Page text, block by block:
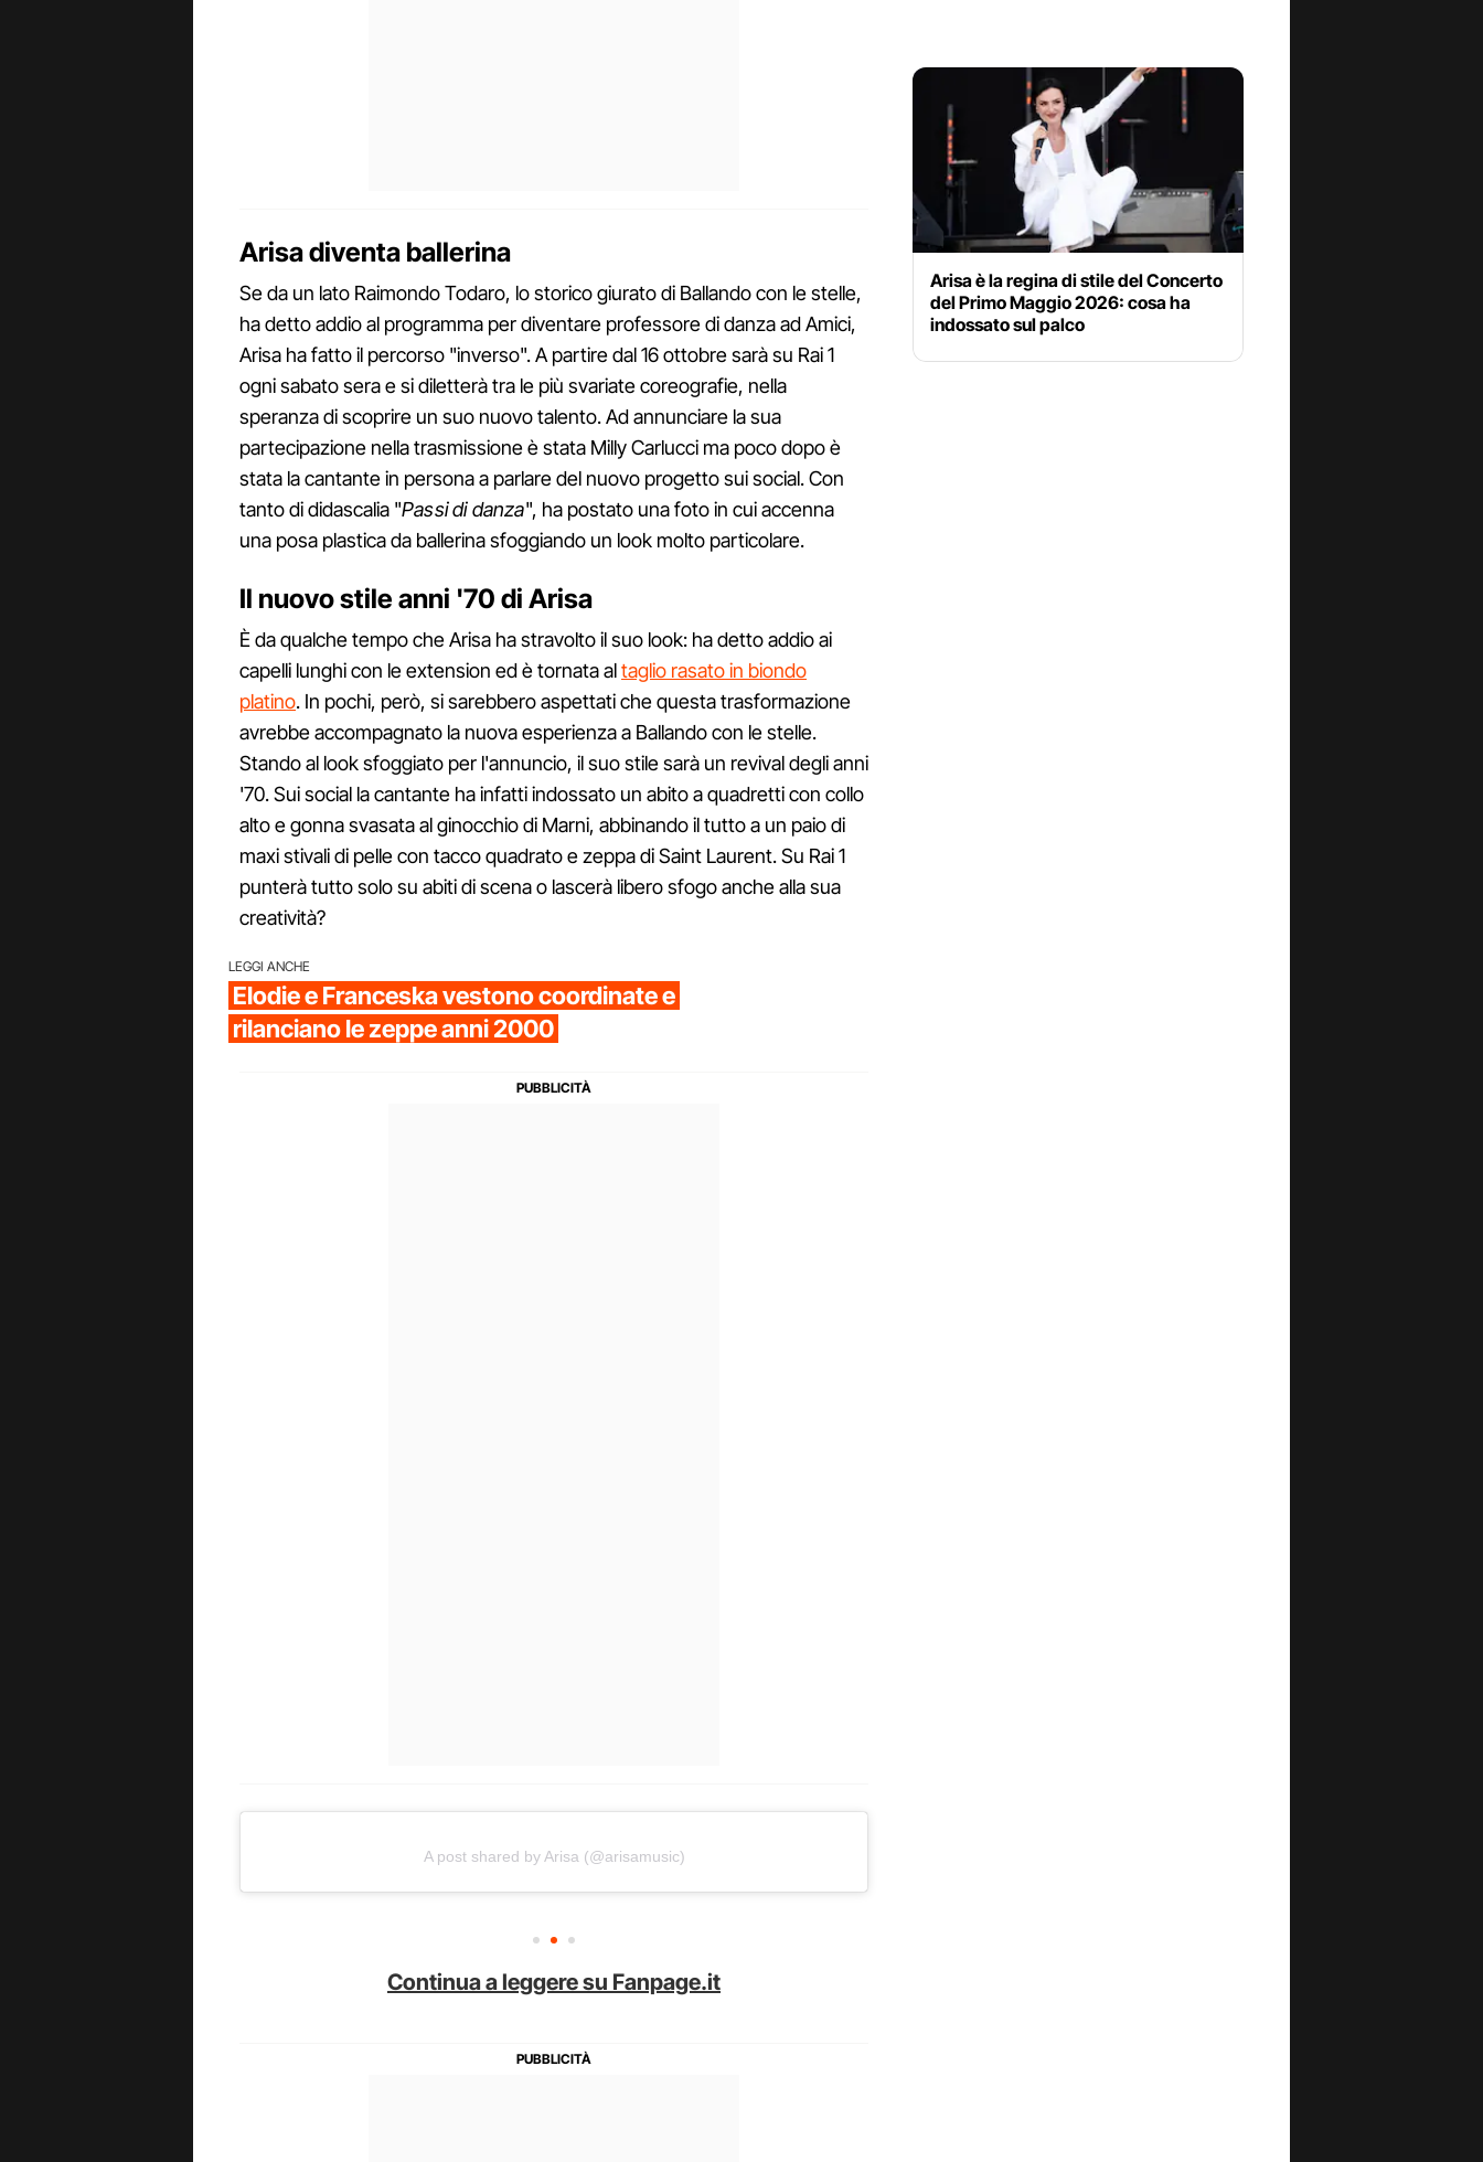
Arisa diventa ballerina
Se da un lato Raimondo Todaro, lo storico giurato di Ballando con le stelle,
ha detto addio al programma per diventare professore di danza ad Amici,
Arisa ha fatto il percorso "inverso". A partire dal 16 ottobre sarà su Rai 1
ogni sabato sera e si diletterà tra le più svariate coreografie, nella
speranza di scoprire un suo nuovo talento. Ad annunciare la sua
partecipazione nella trasmissione è stata Milly Carlucci ma poco dopo è
stata la cantante in persona a parlare del nuovo progetto sui social. Con
tanto di didascalia "Passi di danza", ha postato una foto in cui accenna
una posa plastica da ballerina sfoggiando un look molto particolare.
Il nuovo stile anni '70 di Arisa
È da qualche tempo che Arisa ha stravolto il suo look: ha detto addio ai
capelli lunghi con le extension ed è tornata altaglio rasato in biondo
platino. In pochi, però, si sarebbero aspettati che questa trasformazione
avrebbe accompagnato la nuova esperienza a Ballando con le stelle.
Stando al look sfoggiato per l'annuncio, il suo stile sarà un revival degli anni
'70. Sui social la cantante ha infatti indossato un abito a quadretti con collo
alto e gonna svasata al ginocchio di Marni, abbinando il tutto a un paio di
maxi stivali di pelle con tacco quadrato e zeppa di Saint Laurent. Su Rai 1
punterà tutto solo su abiti di scena o lascerà libero sfogo anche alla sua
creatività?
LEGGI ANCHE
Elodie e Franceska vestono coordinate e
rilanciano le zeppe anni 2000
A post shared by Arisa (@arisamusic)
Continua a leggere su Fanpage.it
Arisa è la regina di stile del Concerto
del Primo Maggio 2026: cosa ha
indossato sul palco